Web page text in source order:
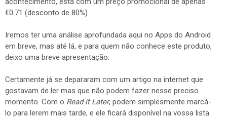
€0.71 (desconto de 80%).
Iremos ter uma análise aprofundada aqui no Apps do Android
em breve, mas até lá, e para quem não conhece este produto,
deixo uma breve apresentação:
Certamente já se depararam com um artigo na internet que
gostavam de ler mas que não podem fazer nesse preciso
momento. Com o Read it Later, podem simplesmente marcá-
lo para lerem mais tarde, e ele ficará disponível na vossa lista